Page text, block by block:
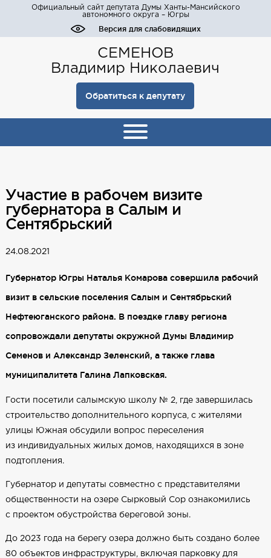
Официальный сайт депутата Думы Ханты-Мансийского
автономного округа – Югры
Версия для слабовидящих
СЕМЕНОВ
Владимир Николаевич
Обратиться к депутату
Участие в рабочем визите
губернатора в Салым и
Сентябрьский
24.08.2021
Губернатор Югры Наталья Комарова совершила рабочий
визит в сельские поселения Салым и Сентябрьский
Нефтеюганского района. В поездке главу региона
сопровождали депутаты окружной Думы Владимир
Семенов и Александр Зеленский, а также глава
муниципалитета Галина Лапковская.
Гости посетили салымскую школу № 2, где завершилась
строительство дополнительного корпуса, с жителями
улицы Южная обсудили вопрос переселения
из индивидуальных жилых домов, находящихся в зоне
подтопления.
Губернатор и депутаты совместно с представителями
общественности на озере Сырковый Сор ознакомились
с проектом обустройства береговой зоны.
До 2023 года на берегу озера должно быть создано более
80 объектов инфраструктуры, включая парковку для